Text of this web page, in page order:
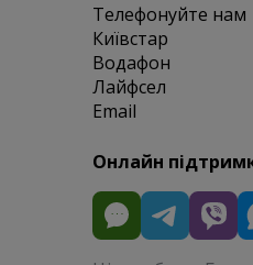
Телефонуйте нам
Київстар
Водафон
Лайфсел
Email
Онлайн